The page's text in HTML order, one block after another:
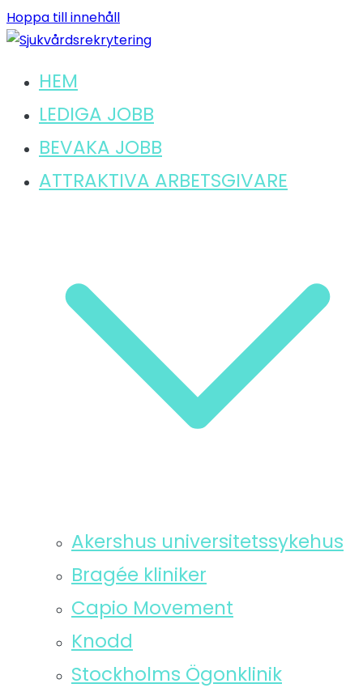
Hoppa till innehåll
Sjukvårdsrekrytering
Hitta ditt lediga jobb inom sjukvård
HEM
LEDIGA JOBB
BEVAKA JOBB
ATTRAKTIVA ARBETSGIVARE
Akershus universitetssykehus
Bragée kliniker
Capio Movement
Knodd
Stockholms Ögonklinik